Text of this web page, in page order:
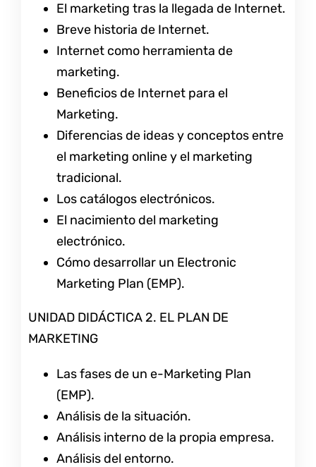
El marketing tras la llegada de Internet.
Breve historia de Internet.
Internet como herramienta de
marketing.
Beneficios de Internet para el
Marketing.
Diferencias de ideas y conceptos entre
el marketing online y el marketing
tradicional.
Los catálogos electrónicos.
El nacimiento del marketing
electrónico.
Cómo desarrollar un Electronic
Marketing Plan (EMP).
UNIDAD DIDÁCTICA 2. EL PLAN DE
MARKETING
Las fases de un e-Marketing Plan
(EMP).
Análisis de la situación.
Análisis interno de la propia empresa.
Análisis del entorno.